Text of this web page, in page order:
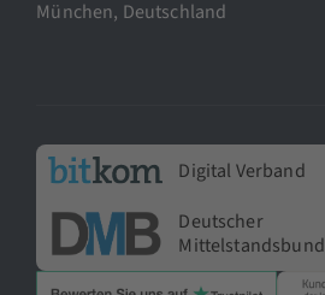
München, Deutschland
Digital Verband
Deutscher
Mittelstandsbund